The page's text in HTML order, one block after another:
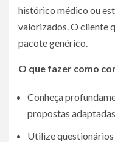
histórico médico ou
valorizados. O cliente
pacote genérico.
O que fazer como
Conheça
propostas adaptadas.
Utilize